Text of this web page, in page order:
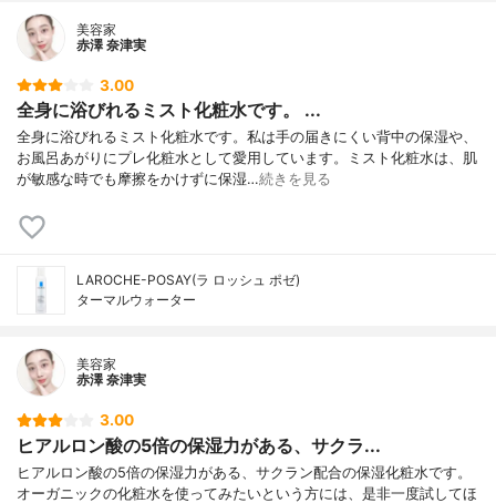
美容家
赤澤 奈津実
3.00
全身に浴びれるミスト化粧水です。 ...
全身に浴びれるミスト化粧水です。私は手の届きにくい背中の保湿や、
お風呂あがりにプレ化粧水として愛用しています。ミスト化粧水は、肌
が敏感な時でも摩擦をかけずに保湿…続きを見る
LAROCHE-POSAY(ラ ロッシュ ポゼ)
ターマルウォーター
美容家
赤澤 奈津実
3.00
ヒアルロン酸の5倍の保湿力がある、サクラ...
ヒアルロン酸の5倍の保湿力がある、サクラン配合の保湿化粧水です。
オーガニックの化粧水を使ってみたいという方には、是非一度試してほ